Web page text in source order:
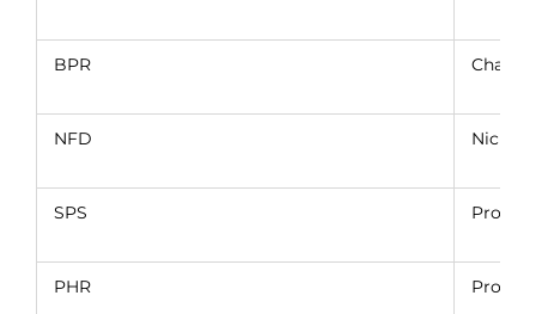
BPR
NFD Nicht-
SPS
PHR